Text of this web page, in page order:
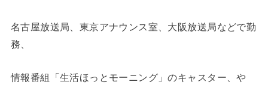
名古屋放送局、東京アナウンス室、大阪放送局などで勤
務、
情報番組「生活ほっとモーニング」のキャスター、や